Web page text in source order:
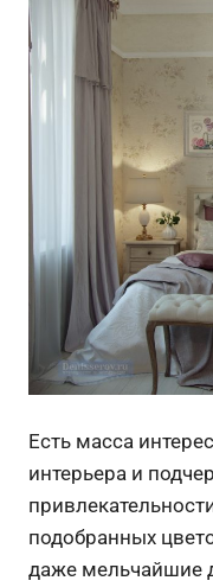
Есть масса
интерьера и
подобранных
даже мельчайшие